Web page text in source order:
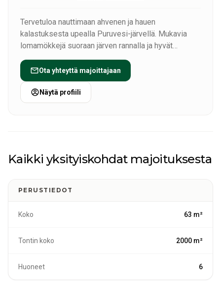
Tervetuloa nauttimaan ahvenen ja hauen
kalastuksesta upealla Puruvesi-järvellä. Mukavia
lomamökkejä suoraan järven rannalla ja hyvät
suomalaiseen luontoon. Älä missaa talvikalastusta,
suomalaiset kalastajat vaeltavat Puruveden järvelle
suurten ahventen takia, tule ja hae yksi niistä!
Ota yhteyttä majoittajaan
Näytä profiili
Kaikki yksityiskohdat majoituksesta
PERUSTIEDOT
Koko 63 m²
Tontin koko 2000 m²
Huoneet 6